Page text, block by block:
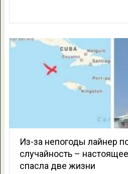
Из-за непогоды лайнер
случайность –
спасла две жизни